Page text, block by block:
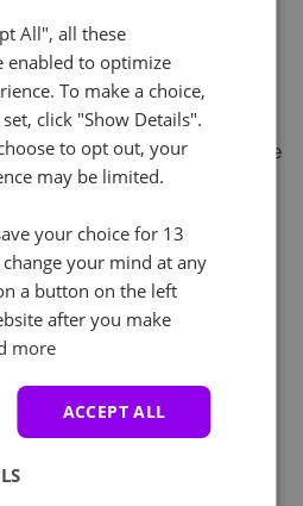
y
cliente
su perfil y envía una solicitud de
designados (véase 3.1).
se aprueba la Cuenta.
se crea un ticket
registro del IVA.
o el pago del primer pedido
(por ejemplo, extracto
factura con IVA).
responder lo antes posible
de verificación.
All", all these
enabled to optimize
To make a choice,
click "Show Details".
to opt out, your
may be limited.
your choice for 13
your mind at any
a button on the left
after you make
more
ACCEPT ALL